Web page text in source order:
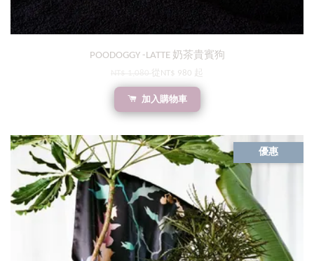
POODOGGY -LATTE 奶茶貴賓狗
從 NT$ 980 起
加入購物車
優惠